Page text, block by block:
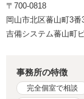
〒700-0818
岡山市北区蕃山町3番
吉備システム蕃山町
事務所の特徴
完全個室で相談